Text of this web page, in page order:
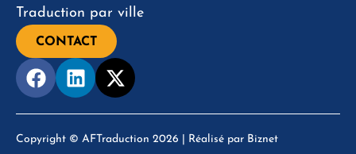
Traduction par ville
CONTACT
Copyright © AFTraduction 2026 | Réalisé par Biznet